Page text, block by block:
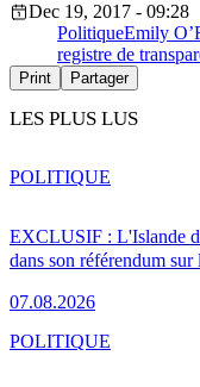
Dec 19, 2017 - 09:28
PolitiqueEmily
registre de
Print Partager
LES PLUS LUS
EXCLUSIF : L'Islande
dans son référendum sur
07.08.2026
POLITIQUE
POLITIQUE